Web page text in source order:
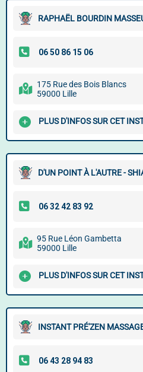
RAPHAËL BOURDIN
175 Rue des Bois Blancs
59000 Lille
PLUS D'INFOS SUR CET
D'UN POINT À L'AUTRE -
95 Rue Léon Gambetta
59000 Lille
PLUS D'INFOS SUR CET
INSTANT PRÉ'ZEN